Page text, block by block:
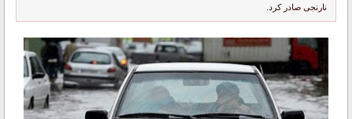
نارنجی صادر کرد.